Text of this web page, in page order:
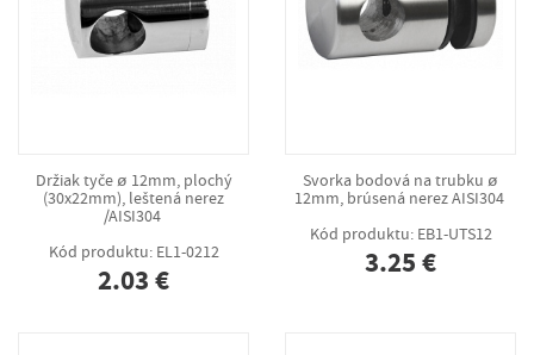
Držiak tyče ø 12mm, plochý
(30x22mm), leštená nerez
/AISI304
Kód produktu: EL1-0212
2.03 €
Svorka bodová na trubku ø
12mm, brúsená nerez AISI304
Kód produktu: EB1-UTS12
3.25 €